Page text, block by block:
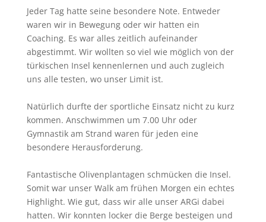
Jeder Tag hatte seine besondere Note. Entweder
waren wir in Bewegung oder wir hatten ein
Coaching. Es war alles zeitlich aufeinander
abgestimmt. Wir wollten so viel wie möglich von der
türkischen Insel kennenlernen und auch zugleich
uns alle testen, wo unser Limit ist.
Natürlich durfte der sportliche Einsatz nicht zu kurz
kommen. Anschwimmen um 7.00 Uhr oder
Gymnastik am Strand waren für jeden eine
besondere Herausforderung.
Fantastische Olivenplantagen schmücken die Insel.
Somit war unser Walk am frühen Morgen ein echtes
Highlight. Wie gut, dass wir alle unser ARGi dabei
hatten. Wir konnten locker die Berge besteigen und